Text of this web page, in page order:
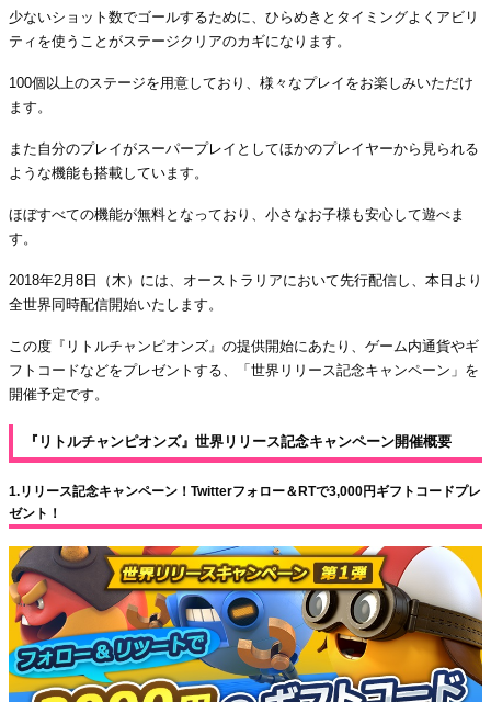
少ないショット数でゴールするために、ひらめきとタイミングよくアビリ
ティを使うことがステージクリアのカギになります。
100個以上のステージを用意しており、様々なプレイをお楽しみいただけ
ます。
また自分のプレイがスーパープレイとしてほかのプレイヤーから見られる
ような機能も搭載しています。
ほぼすべての機能が無料となっており、小さなお子様も安心して遊べま
す。
2018年2月8日（木）には、オーストラリアにおいて先行配信し、本日より
全世界同時配信開始いたします。
この度『リトルチャンピオンズ』の提供開始にあたり、ゲーム内通貨やギ
フトコードなどをプレゼントする、「世界リリース記念キャンペーン」を
開催予定です。
『リトルチャンピオンズ』世界リリース記念キャンペーン開催概要
1.リリース記念キャンペーン！Twitterフォロー＆RTで3,000円ギフトコードプレ
ゼント！